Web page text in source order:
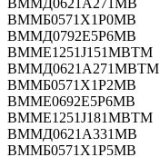
ВММД0621А271МВ
ВММБ0571Х1Р0МВ
ВММД0792Е5Р6МВ
ВММЕ1251Ј151МВТМ
ВММД0621А271МВТМ
ВММБ0571Х1Р2МВ
ВММЕ0692Е5Р6МВ
ВММЕ1251Ј181МВТМ
ВММД0621А331МВ
ВММБ0571Х1Р5МВ